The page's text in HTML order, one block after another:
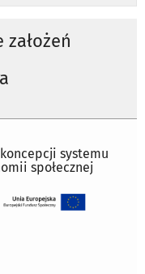
systemu
społecznej